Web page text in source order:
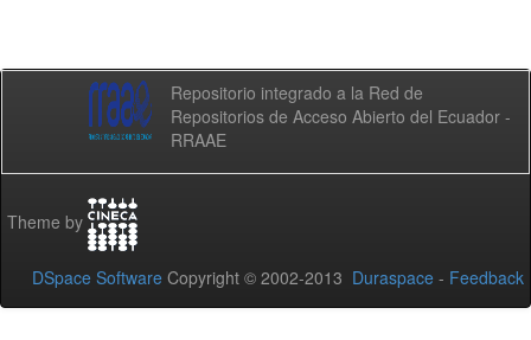
Repositorio integrado a la Red de
Repositorios de Acceso Abierto del Ecuador -
RRAAE
Theme by
DSpace Software Copyright © 2002-2013 Duraspace - Feedback